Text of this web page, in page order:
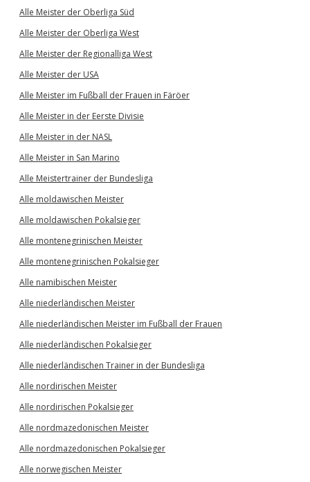
Alle Meister der Oberliga Süd
Alle Meister der Oberliga West
Alle Meister der Regionalliga West
Alle Meister der USA
Alle Meister im Fußball der Frauen in Färöer
Alle Meister in der Eerste Divisie
Alle Meister in der NASL
Alle Meister in San Marino
Alle Meistertrainer der Bundesliga
Alle moldawischen Meister
Alle moldawischen Pokalsieger
Alle montenegrinischen Meister
Alle montenegrinischen Pokalsieger
Alle namibischen Meister
Alle niederländischen Meister
Alle niederländischen Meister im Fußball der Frauen
Alle niederländischen Pokalsieger
Alle niederländischen Trainer in der Bundesliga
Alle nordirischen Meister
Alle nordirischen Pokalsieger
Alle nordmazedonischen Meister
Alle nordmazedonischen Pokalsieger
Alle norwegischen Meister